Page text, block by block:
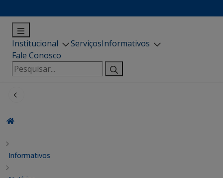
Institucional ServiçosInformativos
Fale Conosco
Pesquisar
por:
Informativos